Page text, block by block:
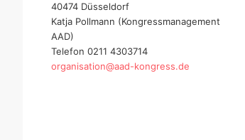
40474 Düsseldorf
Katja Pollmann (Kongressmanagement
AAD)
Telefon 0211 4303714
organisation@aad-kongress.de